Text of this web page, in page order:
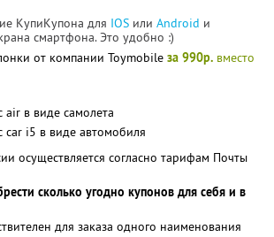
КупиКупона для IOS или Android и
смартфона. Это удобно :)
от компании Toymobile за 990р. вместо
air в виде самолета
car i5 в виде автомобиля
осуществляется согласно тарифам Почты
сколько угодно купонов для себя и в
для заказа одного наименования